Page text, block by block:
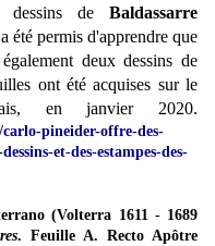
dessins de Baldassarre
été permis d'apprendre que
deux dessins de
ont été acquises sur le
en janvier 2020.
pineider-offre-des-
et-des-estampes-des-
(Volterra 1611 - 1689
. Feuille A. Recto Apôtre